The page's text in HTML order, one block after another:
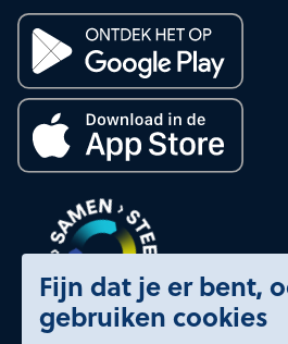
Fijn dat je er bent,
gebruiken cookies